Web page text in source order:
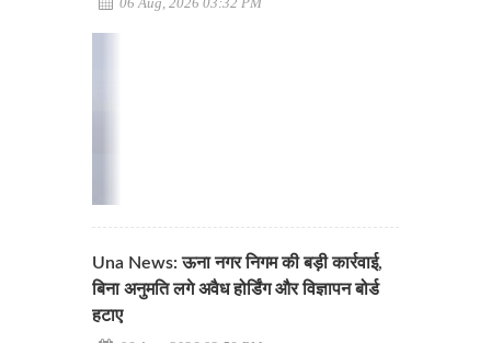
Una News: ऊना नगर निगम की बड़ी कार्रवाई,
बिना अनुमति लगे अवैध होर्डिंग और विज्ञापन बोर्ड
हटाए